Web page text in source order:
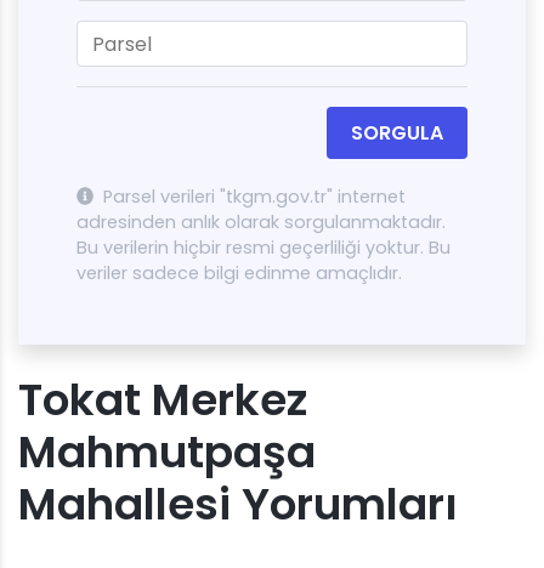
SORGULA
Parsel verileri "tkgm.gov.tr" internet
adresinden anlık olarak sorgulanmaktadır.
Bu verilerin hiçbir resmi geçerliliği yoktur. Bu
veriler sadece bilgi edinme amaçlıdır.
Tokat Merkez
Mahmutpaşa
Mahallesi Yorumları